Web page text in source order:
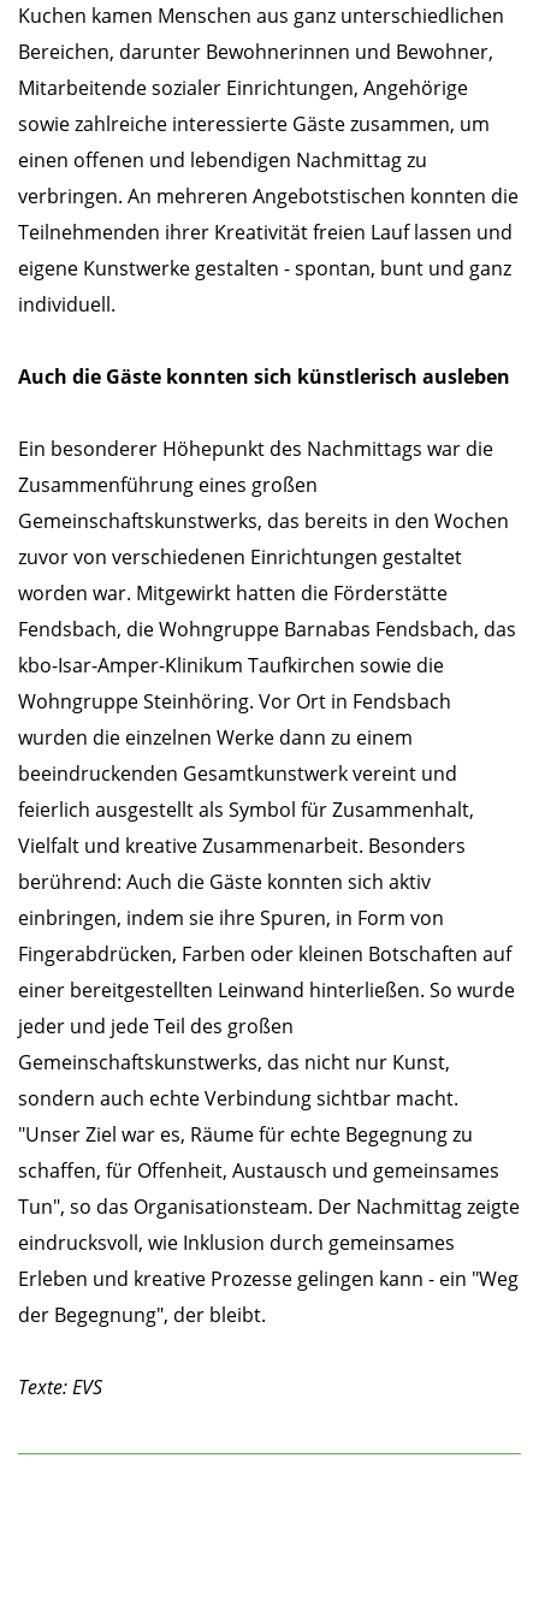
Kuchen kamen Menschen aus ganz unterschiedlichen
Bereichen, darunter Bewohnerinnen und Bewohner,
Mitarbeitende sozialer Einrichtungen, Angehörige
sowie zahlreiche interessierte Gäste zusammen, um
einen offenen und lebendigen Nachmittag zu
verbringen. An mehreren Angebotstischen konnten die
Teilnehmenden ihrer Kreativität freien Lauf lassen und
eigene Kunstwerke gestalten - spontan, bunt und ganz
individuell.
Auch die Gäste konnten sich künstlerisch ausleben
Ein besonderer Höhepunkt des Nachmittags war die
Zusammenführung eines großen
Gemeinschaftskunstwerks, das bereits in den Wochen
zuvor von verschiedenen Einrichtungen gestaltet
worden war. Mitgewirkt hatten die Förderstätte
Fendsbach, die Wohngruppe Barnabas Fendsbach, das
kbo-Isar-Amper-Klinikum Taufkirchen sowie die
Wohngruppe Steinhöring. Vor Ort in Fendsbach
wurden die einzelnen Werke dann zu einem
beeindruckenden Gesamtkunstwerk vereint und
feierlich ausgestellt als Symbol für Zusammenhalt,
Vielfalt und kreative Zusammenarbeit. Besonders
berührend: Auch die Gäste konnten sich aktiv
einbringen, indem sie ihre Spuren, in Form von
Fingerabdrücken, Farben oder kleinen Botschaften auf
einer bereitgestellten Leinwand hinterließen. So wurde
jeder und jede Teil des großen
Gemeinschaftskunstwerks, das nicht nur Kunst,
sondern auch echte Verbindung sichtbar macht.
"Unser Ziel war es, Räume für echte Begegnung zu
schaffen, für Offenheit, Austausch und gemeinsames
Tun", so das Organisationsteam. Der Nachmittag zeigte
eindrucksvoll, wie Inklusion durch gemeinsames
Erleben und kreative Prozesse gelingen kann - ein "Weg
der Begegnung", der bleibt.
Texte: EVS